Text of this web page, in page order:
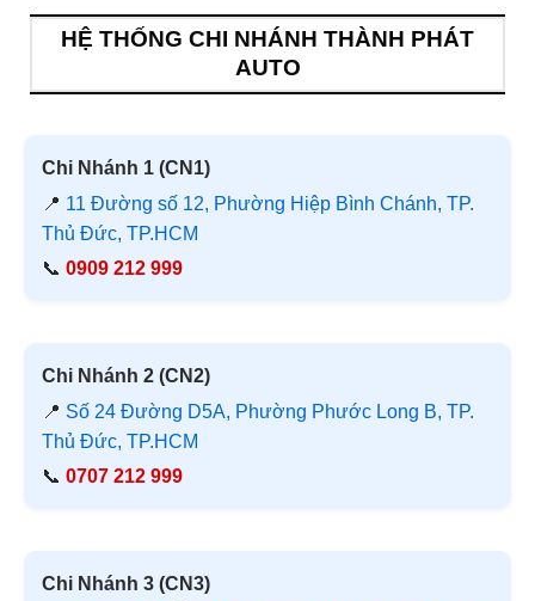
HỆ THỐNG CHI NHÁNH THÀNH PHÁT
AUTO
Chi Nhánh 1 (CN1)
📍 11 Đường số 12, Phường Hiệp Bình Chánh, TP.
Thủ Đức, TP.HCM
📞 0909 212 999
Chi Nhánh 2 (CN2)
📍 Số 24 Đường D5A, Phường Phước Long B, TP.
Thủ Đức, TP.HCM
📞 0707 212 999
Chi Nhánh 3 (CN3)